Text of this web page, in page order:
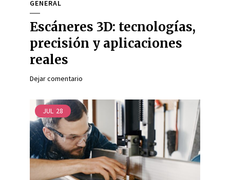
GENERAL
Escáneres 3D: tecnologías,
precisión y aplicaciones
reales
Dejar comentario
JUL 28